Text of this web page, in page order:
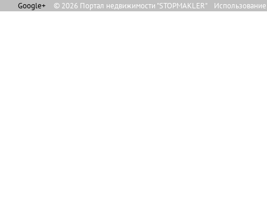
Google+ © 2026 Портал недвижимости "STOPMAKLER"